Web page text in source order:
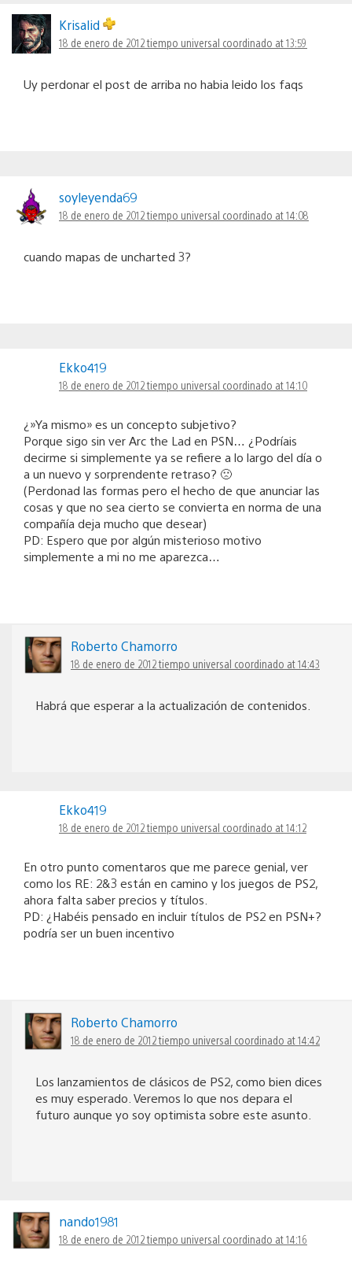
Krisalid
18 de enero de 2012 tiempo universal coordinado at 13:59
Uy perdonar el post de arriba no habia leido los faqs
soyleyenda69
18 de enero de 2012 tiempo universal coordinado at 14:08
cuando mapas de uncharted 3?
Ekko419
18 de enero de 2012 tiempo universal coordinado at 14:10
¿»Ya mismo» es un concepto subjetivo?
Porque sigo sin ver Arc the Lad en PSN… ¿Podríais
decirme si simplemente ya se refiere a lo largo del día o
a un nuevo y sorprendente retraso? 🙁
(Perdonad las formas pero el hecho de que anunciar las
cosas y que no sea cierto se convierta en norma de una
compañía deja mucho que desear)
PD: Espero que por algún misterioso motivo
simplemente a mi no me aparezca…
Roberto Chamorro
18 de enero de 2012 tiempo universal coordinado at 14:43
Habrá que esperar a la actualización de contenidos.
Ekko419
18 de enero de 2012 tiempo universal coordinado at 14:12
En otro punto comentaros que me parece genial, ver
como los RE: 2&3 están en camino y los juegos de PS2,
ahora falta saber precios y títulos.
PD: ¿Habéis pensado en incluir títulos de PS2 en PSN+?
podría ser un buen incentivo
Roberto Chamorro
18 de enero de 2012 tiempo universal coordinado at 14:42
Los lanzamientos de clásicos de PS2, como bien dices
es muy esperado. Veremos lo que nos depara el
futuro aunque yo soy optimista sobre este asunto.
nando1981
18 de enero de 2012 tiempo universal coordinado at 14:16